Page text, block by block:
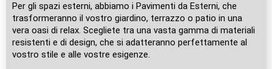
Per gli spazi esterni, abbiamo i Pavimenti da Esterni, che
trasformeranno il vostro giardino, terrazzo o patio in una
vera oasi di relax. Scegliete tra una vasta gamma di materiali
resistenti e di design, che si adatteranno perfettamente al
vostro stile e alle vostre esigenze.